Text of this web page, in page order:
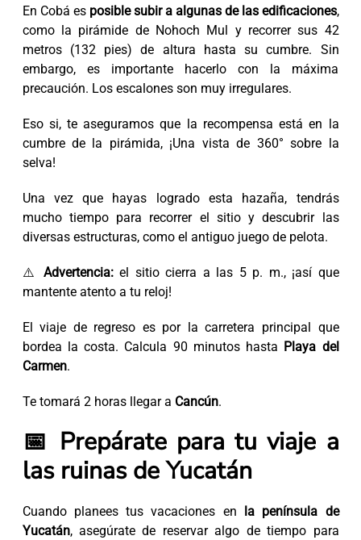
En Cobá es posible subir a algunas de las edificaciones,
como la pirámide de Nohoch Mul y recorrer sus 42
metros (132 pies) de altura hasta su cumbre. Sin
embargo, es importante hacerlo con la máxima
precaución. Los escalones son muy irregulares.
Eso si, te aseguramos que la recompensa está en la
cumbre de la pirámida, ¡Una vista de 360° sobre la
selva!
Una vez que hayas logrado esta hazaña, tendrás
mucho tiempo para recorrer el sitio y descubrir las
diversas estructuras, como el antiguo juego de pelota.
⚠️ Advertencia:el sitio cierra a las 5 p. m., ¡así que
mantente atento a tu reloj!
El viaje de regreso es por la carretera principal que
bordea la costa. Calcula 90 minutos hasta Playa del
Carmen.
Te tomará 2 horas llegar a Cancún.
📅 Prepárate para tu viaje a
las ruinas de Yucatán
Cuando planees tus vacaciones en
la península de
Yucatán, asegúrate de reservar algo de tiempo para